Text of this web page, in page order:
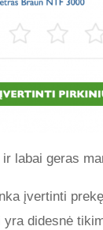
labai geras
įvertinti
didesnė